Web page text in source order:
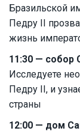
Бразильской
Педру II
жизнь
11:30 — собор
Исследуете
Педру II, и
страны
12:00 — дом